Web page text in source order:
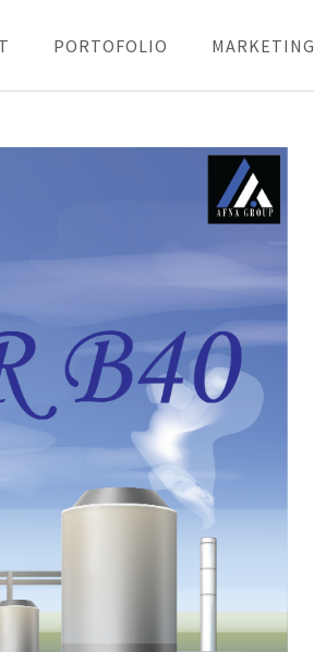
PORTOFOLIO MARKETING